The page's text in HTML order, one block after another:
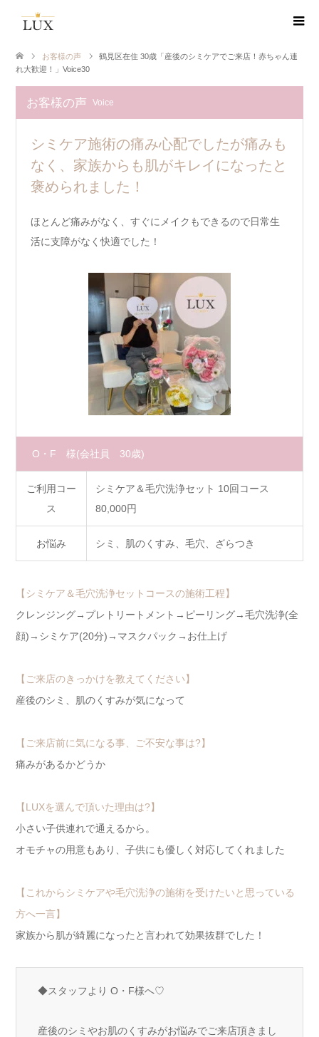
お客様の声
鶴見区在住 30歳「産後のシミケアでご来店！赤ちゃん連
れ大歓迎！」Voice30
お客様の声 Voice
シミケア施術の痛み心配でしたが痛みも
なく、家族からも肌がキレイになったと
褒められました！
ほとんど痛みがなく、すぐにメイクもできるので日常生
活に支障がなく快適でした！
O・F 様(会社員 30歳)
ご利用コー
ス
シミケア＆毛穴洗浄セット 10回コース
80,000円
お悩み シミ、肌のくすみ、毛穴、ざらつき
【シミケア＆毛穴洗浄セットコースの施術工程】
クレンジング→プレトリートメント→ピーリング→毛穴洗浄(全
顔)→シミケア(20分)→マスクパック→お仕上げ
【ご来店のきっかけを教えてください】
産後のシミ、肌のくすみが気になって
【ご来店前に気になる事、ご不安な事は?】
痛みがあるかどうか
【LUXを選んで頂いた理由は?】
小さい子供連れで通えるから。
オモチャの用意もあり、子供にも優しく対応してくれました
【これからシミケアや毛穴洗浄の施術を受けたいと思っている
方へ一言】
家族から肌が綺麗になったと言われて効果抜群でした！
◆スタッフより O・F様へ♡
産後のシミやお肌のくすみがお悩みでご来店頂きまし